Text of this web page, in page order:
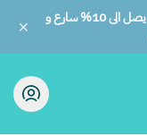
ويا متجر الطائر السابع توفير أكبر مع كاش باك يصل الى 10% سارع و